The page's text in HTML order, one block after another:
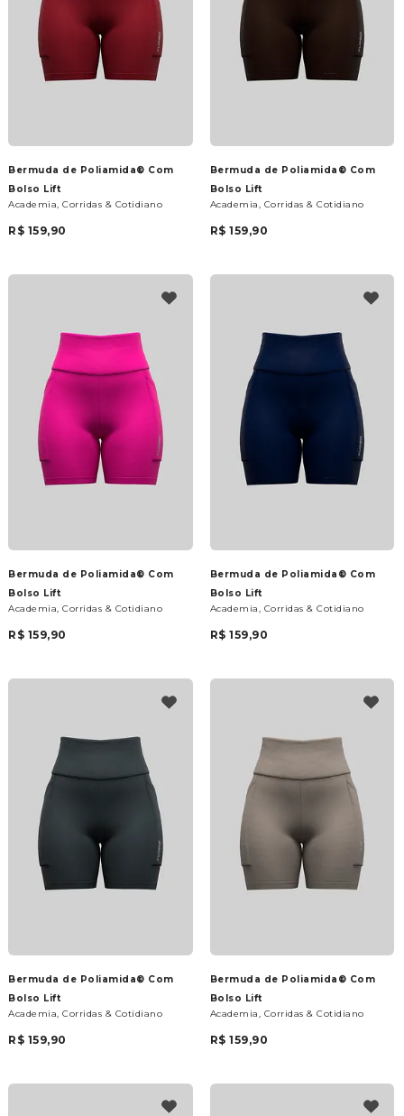
Bermuda de Poliamida® Com
Bolso Lift
Academia, Corridas & Cotidiano
R$ 159,90
Bermuda de Poliamida® Com
Bolso Lift
Academia, Corridas & Cotidiano
R$ 159,90
Bermuda de Poliamida® Com
Bolso Lift
Academia, Corridas & Cotidiano
R$ 159,90
Bermuda de Poliamida® Com
Bolso Lift
Academia, Corridas & Cotidiano
R$ 159,90
Bermuda de Poliamida® Com
Bolso Lift
Academia, Corridas & Cotidiano
R$ 159,90
Bermuda de Poliamida® Com
Bolso Lift
Academia, Corridas & Cotidiano
R$ 159,90